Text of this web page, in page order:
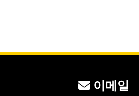
이메일